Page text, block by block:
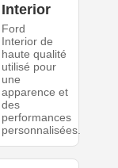
Interior
Ford
Interior de
haute qualité
utilisé pour
une
apparence et
des
performances
personnalisées.